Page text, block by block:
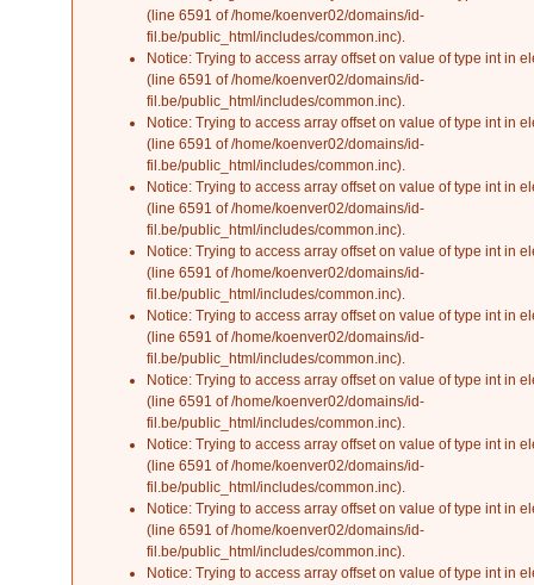
(line 6591 of/home/koenver02/domains/id-
fil.be/public_html/includes/common.inc).
Notice: Trying to access array offset on value of type int in
(line 6591 of/home/koenver02/domains/id-
fil.be/public_html/includes/common.inc).
Notice: Trying to access array offset on value of type int in
(line 6591 of/home/koenver02/domains/id-
fil.be/public_html/includes/common.inc).
Notice: Trying to access array offset on value of type int in
(line 6591 of/home/koenver02/domains/id-
fil.be/public_html/includes/common.inc).
Notice: Trying to access array offset on value of type int in
(line 6591 of/home/koenver02/domains/id-
fil.be/public_html/includes/common.inc).
Notice: Trying to access array offset on value of type int in
(line 6591 of/home/koenver02/domains/id-
fil.be/public_html/includes/common.inc).
Notice: Trying to access array offset on value of type int in
(line 6591 of/home/koenver02/domains/id-
fil.be/public_html/includes/common.inc).
Notice: Trying to access array offset on value of type int in
(line 6591 of/home/koenver02/domains/id-
fil.be/public_html/includes/common.inc).
Notice: Trying to access array offset on value of type int in
(line 6591 of/home/koenver02/domains/id-
fil.be/public_html/includes/common.inc).
Notice: Trying to access array offset on value of type int in